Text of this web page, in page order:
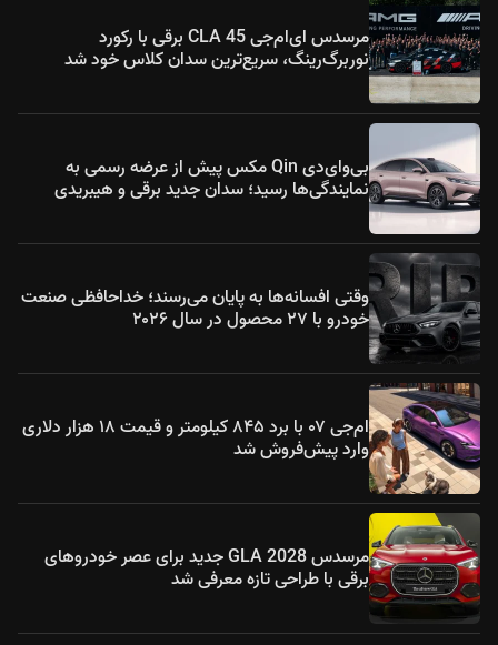
مرسدس ای‌ام‌جی CLA 45 برقی با رکورد
نوربرگ‌رینگ، سریع‌ترین سدان کلاس خود شد
بی‌وای‌دی Qin مکس پیش از عرضه رسمی به
نمایندگی‌ها رسید؛ سدان جدید برقی و هیبریدی
وقتی افسانه‌ها به پایان می‌رسند؛ خداحافظی صنعت
خودرو با ۲۷ محصول در سال ۲۰۲۶
ام‌جی ۰۷ با برد ۸۴۵ کیلومتر و قیمت ۱۸ هزار دلاری
وارد پیش‌فروش شد
مرسدس GLA 2028 جدید برای عصر خودروهای
برقی با طراحی تازه معرفی شد